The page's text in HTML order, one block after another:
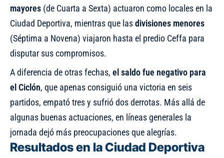
mayores (de Cuarta a Sexta) actuaron como locales en la
Ciudad Deportiva, mientras que lasdivisiones menores
(Séptima a Novena) viajaron hasta el predio Ceffa para
disputar sus compromisos.
A diferencia de otras fechas, el saldo fue negativo para
el Ciclón, que apenas consiguió una victoria en seis
partidos, empató tres y sufrió dos derrotas. Más allá de
algunas buenas actuaciones, en líneas generales la
jornada dejó más preocupaciones que alegrías.
Resultados en la Ciudad Deportiva